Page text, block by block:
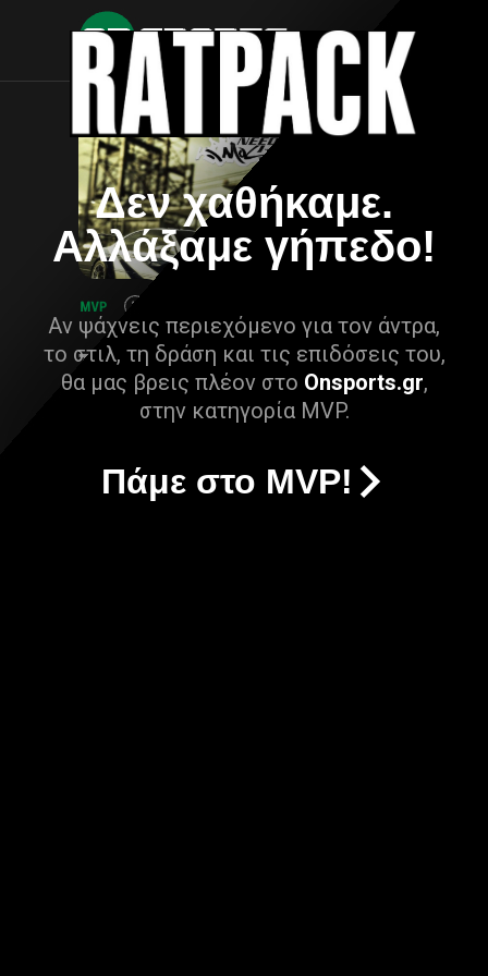
Δεν χαθήκαμε.
Αλλάξαμε γήπεδο!
Αν ψάχνεις περιεχόμενο για τον άντρα,
το στιλ, τη δράση και τις επιδόσεις του,
θα μας βρεις πλέον στο Onsports.gr,
στην κατηγορία MVP.
Πάμε στο MVP!